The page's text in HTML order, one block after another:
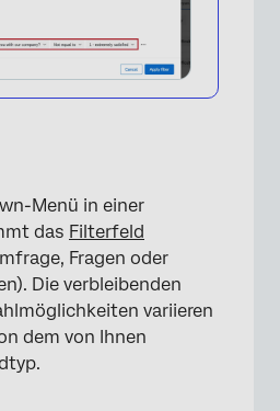
Menü in einer
das Filterfeld
Fragen oder
Die verbleibenden
variieren
dem von Ihnen